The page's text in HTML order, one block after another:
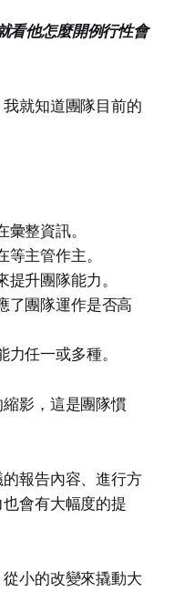
看他怎麼開例行性會
就知道團隊目前的
整資訊。
主管作主。
升團隊能力。
了團隊運作是否高
任一或多種。
影，這是團隊慣
報告內容、進行方
會有大幅度的提
小的改變來撬動大